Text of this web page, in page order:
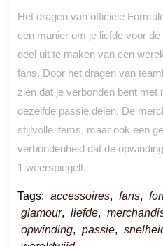
Het dragen van officiële
een manier om je liefde voor
deel uit te maken van een
fans. Door het dragen van
zien dat je verbonden bent met
dezelfde passie delen. De
stijlvolle items, maar ook een
verbondenheid dat de
1 weerspiegelt.
Tags: accessoires, fans,
glamour, liefde,
opwinding, passie,